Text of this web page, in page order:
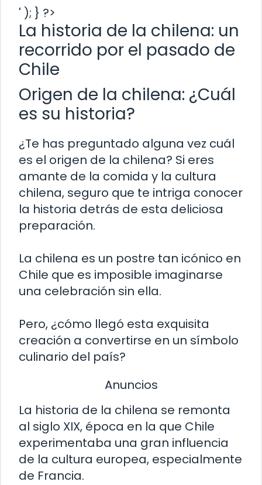
' ); } ?>
La historia de la chilena: un
recorrido por el pasado de
Chile
Origen de la chilena: ¿Cuál
es su historia?
¿Te has preguntado alguna vez cuál
es el origen de la chilena? Si eres
amante de la comida y la cultura
chilena, seguro que te intriga conocer
la historia detrás de esta deliciosa
preparación.
La chilena es un postre tan icónico en
Chile que es imposible imaginarse
una celebración sin ella.
Pero, ¿cómo llegó esta exquisita
creación a convertirse en un símbolo
culinario del país?
Anuncios
La historia de la chilena se remonta
al siglo XIX, época en la que Chile
experimentaba una gran influencia
de la cultura europea, especialmente
de Francia.